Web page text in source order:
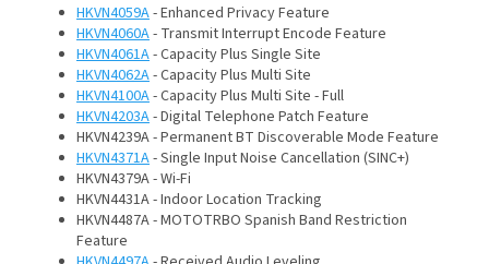
HKVN4059A- Enhanced Privacy Feature
HKVN4060A- Transmit Interrupt Encode Feature
HKVN4061A- Capacity Plus Single Site
HKVN4062A- Capacity Plus Multi Site
HKVN4100A- Capacity Plus Multi Site - Full
HKVN4203A- Digital Telephone Patch Feature
HKVN4239A - Permanent BT Discoverable Mode Feature
HKVN4371A- Single Input Noise Cancellation (SINC+)
HKVN4379A - Wi-Fi
HKVN4431A - Indoor Location Tracking
HKVN4487A - MOTOTRBO Spanish Band Restriction
Feature